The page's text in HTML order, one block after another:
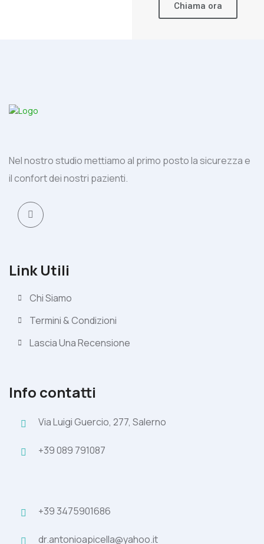
Chiama ora
Nel nostro studio mettiamo al primo posto la sicurezza e
il confort dei nostri pazienti.
Link Utili
Chi Siamo
Termini & Condizioni
Lascia Una Recensione
Info contatti
Via Luigi Guercio, 277, Salerno
+39 089 791087
+39 3475901686
dr.antonioapicella@yahoo.it